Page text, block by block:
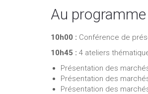
Au programme
10h00 : Conférence de
10h45 : 4 ateliers
Présentation des
Présentation des
Présentation des